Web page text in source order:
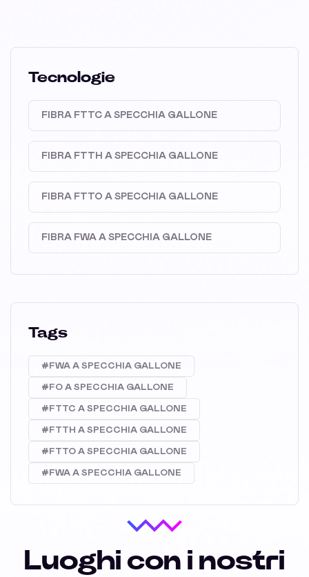
Tecnologie
FIBRA FTTC A SPECCHIA GALLONE
FIBRA FTTH A SPECCHIA GALLONE
FIBRA FTTO A SPECCHIA GALLONE
FIBRA FWA A SPECCHIA GALLONE
Tags
#FWA A SPECCHIA GALLONE
#FO A SPECCHIA GALLONE
#FTTC A SPECCHIA GALLONE
#FTTH A SPECCHIA GALLONE
#FTTO A SPECCHIA GALLONE
#FWA A SPECCHIA GALLONE
Luoghi con i nostri